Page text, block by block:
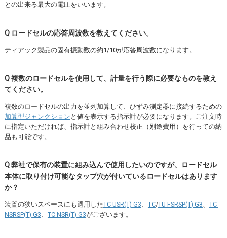
との出来る最大の電圧をいいます。
Q ロードセルの応答周波数を教えてください。
ティアック製品の固有振動数の約1/10が応答周波数になります。
Q 複数のロードセルを使用して、計量を行う際に必要なものを教え
てください。
複数のロードセルの出力を並列加算して、ひずみ測定器に接続するための
加算型ジャンクション と値を表示する指示計が必要になります。ご注文時
に指定いただければ、指示計と組み合わせ校正（別途費用）を行っての納
品も可能です。
Q 弊社で保有の装置に組み込んで使用したいのですが、ロードセル
本体に取り付け可能なタップ穴が付いているロードセルはあります
か？
装置の狭いスペースにも適用したTC-USR(T)-G3 TC/TU-FSRSP(T)-G3
TC-
NSRSP(T)-G3
TC-NSR(T)-G3がございます。